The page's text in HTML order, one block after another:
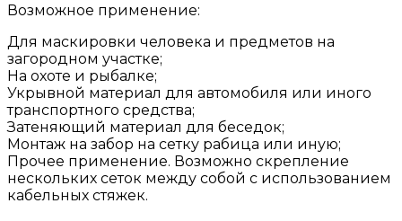
Возможное применение:
Для маскировки человека и предметов на
загородном участке;
На охоте и рыбалке;
Укрывной материал для автомобиля или иного
транспортного средства;
Затеняющий материал для беседок;
Монтаж на забор на сетку рабица или иную;
Прочее применение. Возможно скрепление
нескольких сеток между собой с использованием
кабельных стяжек.